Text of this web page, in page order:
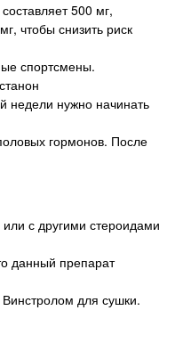
500 мг,
чтобы снизить риск
спортсмены.
недели нужно начинать
гормонов. После
с другими стероидами
данный препарат
для сушки.